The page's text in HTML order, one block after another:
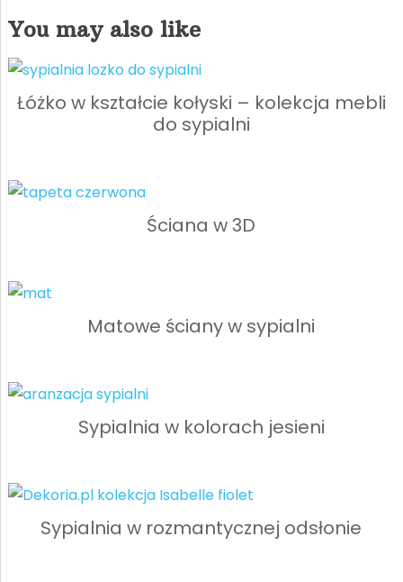
You may also like
Łóżko w kształcie kołyski – kolekcja mebli
do sypialni
Ściana w 3D
Matowe ściany w sypialni
Sypialnia w kolorach jesieni
Sypialnia w rozmantycznej odsłonie